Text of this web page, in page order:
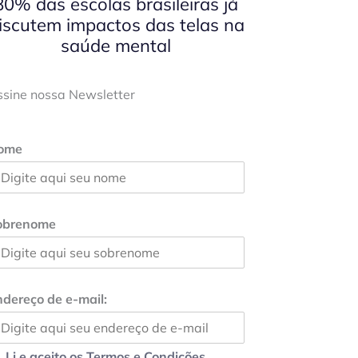
impactos das telas na
saúde mental
nossa Newsletter
de e-mail: